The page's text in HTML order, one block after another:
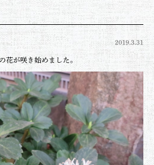
2019.3.31
花が咲き始めました。